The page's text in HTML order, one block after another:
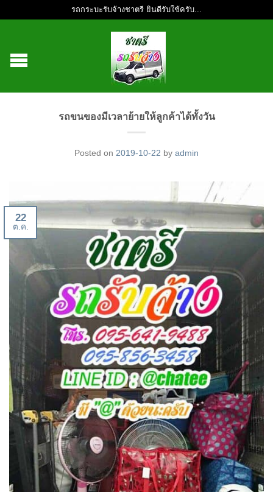
รถกระบะรับจ้างชาตรี ยินดีรับใช้ครับ...
รถขนของมีเวลาย้ายให้ลูกค้าได้ทั้งวัน
Posted on 2019-10-22 by admin
22
ต.ค.